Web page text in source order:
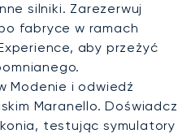
silniki. Zarezerwuj
fabryce w ramach
aby przeżyć
Modenie i odwiedź
Maranello. Doświadcz
testując symulatory